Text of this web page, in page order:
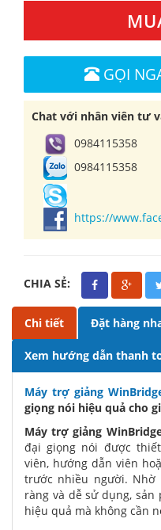
GỌI
Chat với nhân viên tư
0984115358
0984115358
https://
CHIA SẺ:
Chi tiết Đặt hàng
Xem hướng dẫn thanh
Máy trợ giảng
giọng nói hiệu quả cho
Máy trợ giảng
đại giọng nói được
viên, hướng dẫn viên
trước nhiều người.
ràng và dễ sử dụng,
hiệu quả mà không cần